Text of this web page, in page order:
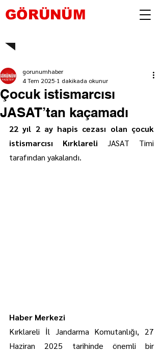
GÖRÜNÜM
Çocuk istismarcısı
JASAT’tan kaçamadı
gorunumhaber
4 Tem 2025 1 dakikada okunur
22 yıl 2 ay hapis cezası olan çocuk
istismarcısı Kırklareli JASAT Timi
tarafından yakalandı.
Haber Merkezi
Kırklareli İl Jandarma Komutanlığı, 27
Haziran 2025 tarihinde önemli bir